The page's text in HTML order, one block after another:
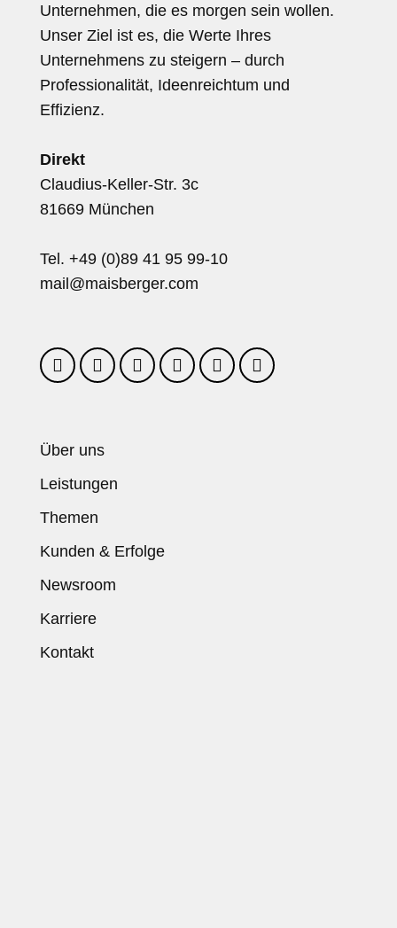
Unternehmen, die es morgen sein wollen.
Unser Ziel ist es, die Werte Ihres
Unternehmens zu steigern – durch
Professionalität, Ideenreichtum und
Effizienz.
Direkt
Claudius-Keller-Str. 3c
81669 München
Tel. +49 (0)89 41 95 99-10
mail@maisberger.com
Über uns
Leistungen
Themen
Kunden & Erfolge
Newsroom
Karriere
Kontakt